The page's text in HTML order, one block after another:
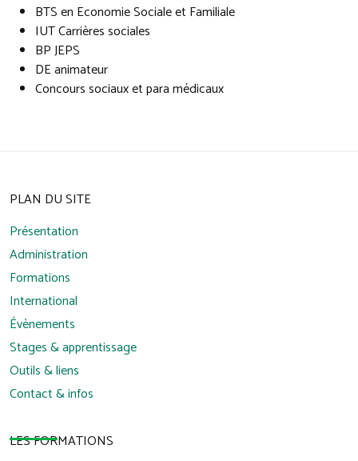
BTS en Economie Sociale et Familiale
IUT Carrières sociales
BP JEPS
DE animateur
Concours sociaux et para médicaux
PLAN DU SITE
Présentation
Administration
Formations
International
Évènements
Stages & apprentissage
Outils & liens
Contact & infos
LES FORMATIONS